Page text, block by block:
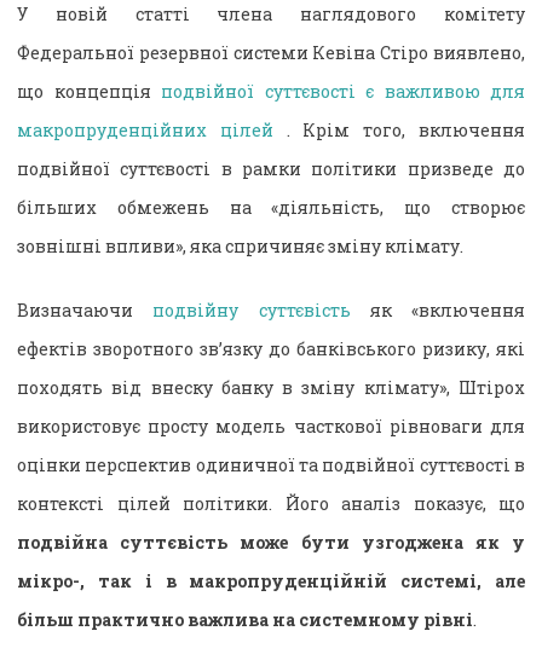
У новій статті члена наглядового комітету
Федеральної резервної системи Кевіна Стіро виявлено,
що концепція подвійної суттєвості є важливою для
макропруденційних цілей . Крім того, включення
подвійної суттєвості в рамки політики призведе до
більших обмежень на «діяльність, що створює
зовнішні впливи», яка спричиняє зміну клімату.
Визначаючи подвійну суттєвість як «включення
ефектів зворотного зв’язку до банківського ризику, які
походять від внеску банку в зміну клімату», Штірох
використовує просту модель часткової рівноваги для
оцінки перспектив одиничної та подвійної суттєвості в
контексті цілей політики. Його аналіз показує, що
подвійна суттєвість може бути узгоджена як у
мікро-, так і в макропруденційній системі, але
більш практично важлива на системному рівні.